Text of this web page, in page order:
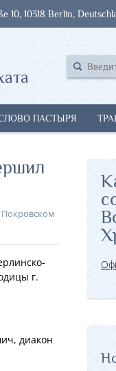
10, 10318 Berlin,
ПАСТЫРЯ
г.
диакон